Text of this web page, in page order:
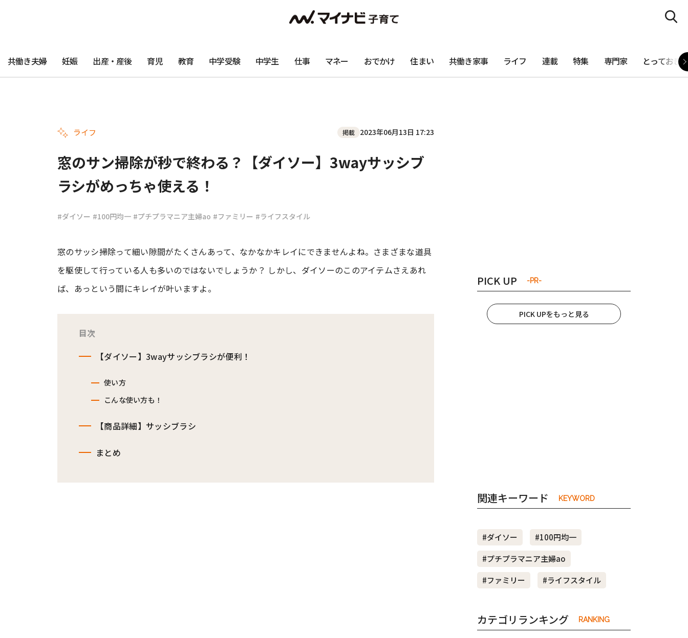
共働き夫婦 妊娠 出産・産後 育児 教育 中学受験 中学生 仕事 マネー おでかけ 住まい 共働き家事 ライフ 連載 特集 専門家 とっておき
ライフ 掲載 2023年06月13日 17:23
窓のサン掃除が秒で終わる？【ダイソー】3wayサッシブ
ラシがめっちゃ使える！
#ダイソー #100円均一 #プチプラマニア主婦ao #ファミリー #ライフスタイル
窓のサッシ掃除って細い隙間がたくさんあって、なかなかキレイにできませんよね。さまざまな道具
を駆使して行っている人も多いのではないでしょうか？ しかし、ダイソーのこのアイテムさえあれ
ば、あっという間にキレイが叶いますよ。
目次
【ダイソー】3wayサッシブラシが便利！
使い方
こんな使い方も！
【商品詳細】サッシブラシ
まとめ
PICK UP -PR-
PICK UPをもっと見る
関連キーワード KEYWORD
#ダイソー
#100円均一
#プチプラマニア主婦ao
#ファミリー
#ライフスタイル
カテゴリランキング RANKING